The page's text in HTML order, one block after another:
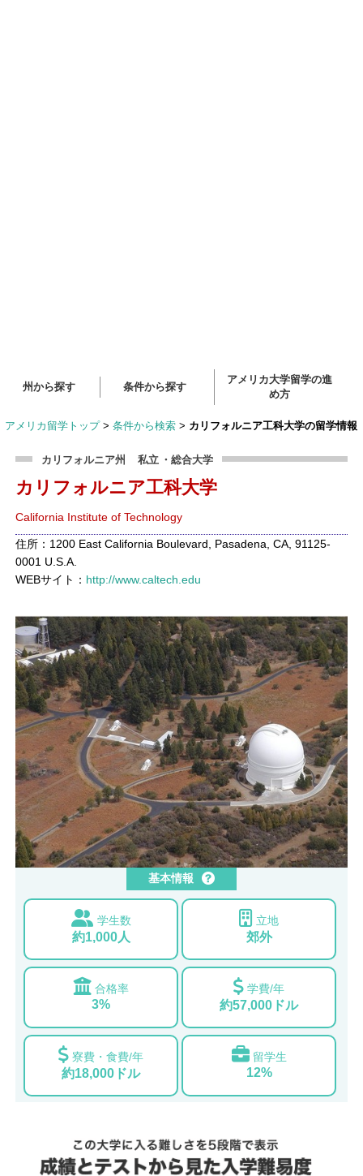
州から探す 条件から探す
アメリカ大学留学の進
め方
アメリカ留学トップ > 条件から検索 > カリフォルニア工科大学の留学情報
カリフォルニア州 私立 ・総合大学
カリフォルニア工科大学
California Institute of Technology
住所：1200 East California Boulevard, Pasadena, CA, 91125-
0001 U.S.A.
WEBサイト： http://www.caltech.edu
基本情報
学生数
約1,000人
立地
郊外
合格率
3%
学費/年
約57,000ドル
寮費・食費/年
約18,000ドル
留学生
12%